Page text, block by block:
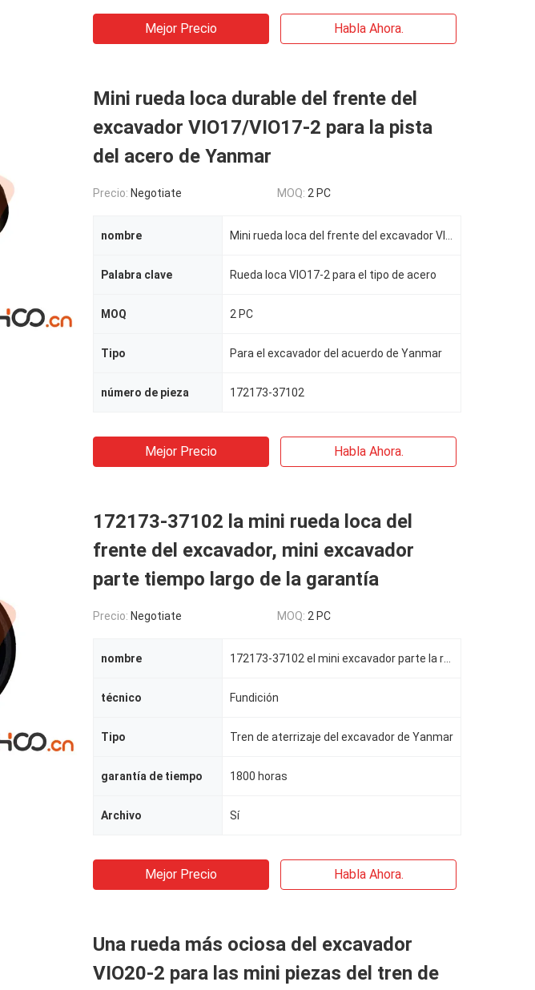
Mejor Precio Habla Ahora.
Mini rueda loca durable del frente del
excavador VIO17/VIO17-2 para la pista
del acero de Yanmar
Precio: Negotiate MOQ: 2 PC
nombre
Palabra clave Rueda loca VIO17-2 para el tipo de acero
MOQ 2 PC
Tipo Para el excavador del acuerdo de Yanmar
número de pieza 172173-37102
Mejor Precio Habla Ahora.
172173-37102 la mini rueda loca del
frente del excavador, mini excavador
parte tiempo largo de la garantía
Precio: Negotiate MOQ: 2 PC
nombre
técnico Fundición
Tipo Tren de aterrizaje del excavador de Yanmar
garantía de tiempo 1800 horas
Archivo Sí
Mejor Precio Habla Ahora.
Una rueda más ociosa del excavador
VIO20-2 para las mini piezas del tren de